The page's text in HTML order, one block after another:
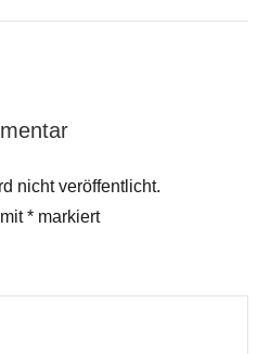
nicht veröffentlicht.
* markiert